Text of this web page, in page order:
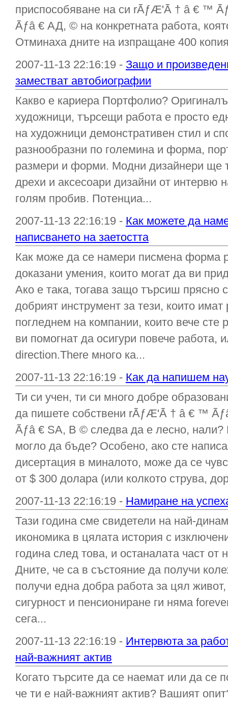
приспособяване на си rÃƒÆ'Ã † â € ™
Ãƒâ € АД, © на конкретната работа,
Отминаха дните на изпращане 400
2007-11-13 22:16:19 - Защо и
заместват автобиографии
Какво е кариера Портфолио?
художници, търсещи работа е просто
на художници демонстративен стил и
разнообразни по големина и форма,
размери и форми. Модни дизайнери ще
дрехи и аксесоари дизайни от интервю
голям пробив. Потенциа...
2007-11-13 22:16:19 - Как можете да
написването на заетостта
Как може да се намери писмена форма
доказани умения, които могат да ви
Ако е така, тогава защо търсиш прясно
добрият инструмент за тези, които
погледнем на компании, които вече сте
ви помогнат да осигури повече работа,
direction.There много ка...
2007-11-13 22:16:19 - Как да напишем
Ти си учен, ти си много добре
да пишете собствени rÃƒÆ'Ã † â € ™
Ãƒâ € SA, В © следва да е лесно, нали?
могло да бъде? Особено, ако сте
дисертация в миналото, може да се
от $ 300 долара (или колкото струва,
2007-11-13 22:16:19 - Намиране на
Тази година сме свидетели на най-
икономика в цялата история с
година след това, и останалата част
Дните, че са в състояние да получи
получи една добра работа за цял
сигурност и пенсиониране ги няма
сега...
2007-11-13 22:16:19 - Интервюта за
най-важният актив
Когато търсите да се наемат или да се
че ти е най-важният актив? Вашият